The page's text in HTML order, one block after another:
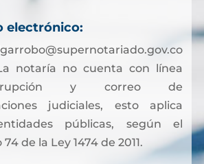
electrónico:
notaría no cuenta con línea
y correo de
judiciales, esto aplica
públicas, según el
de la Ley 1474 de 2011.